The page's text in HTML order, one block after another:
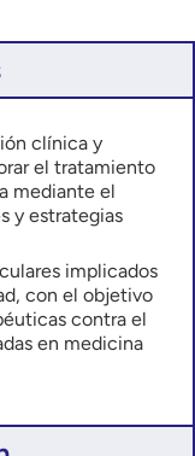
clínica y
el tratamiento
mediante el
yestrategias
implicados
, con el objetivo
contra el
en medicina